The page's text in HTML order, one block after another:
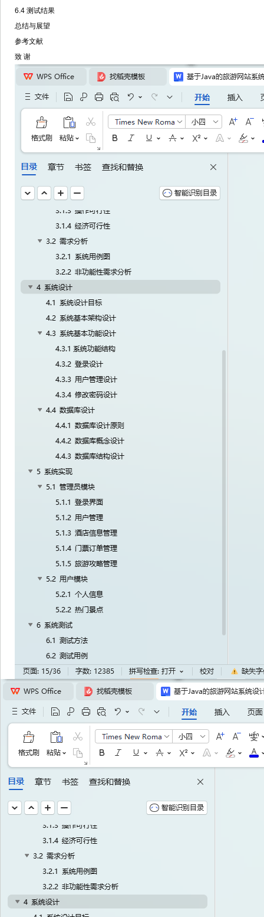
6.4 测试结果
总结与展望
参考文献
致 谢